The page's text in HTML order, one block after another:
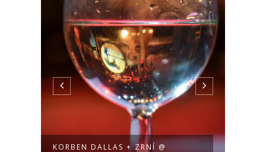
KORBEN DALLAS + ZRNÍ @